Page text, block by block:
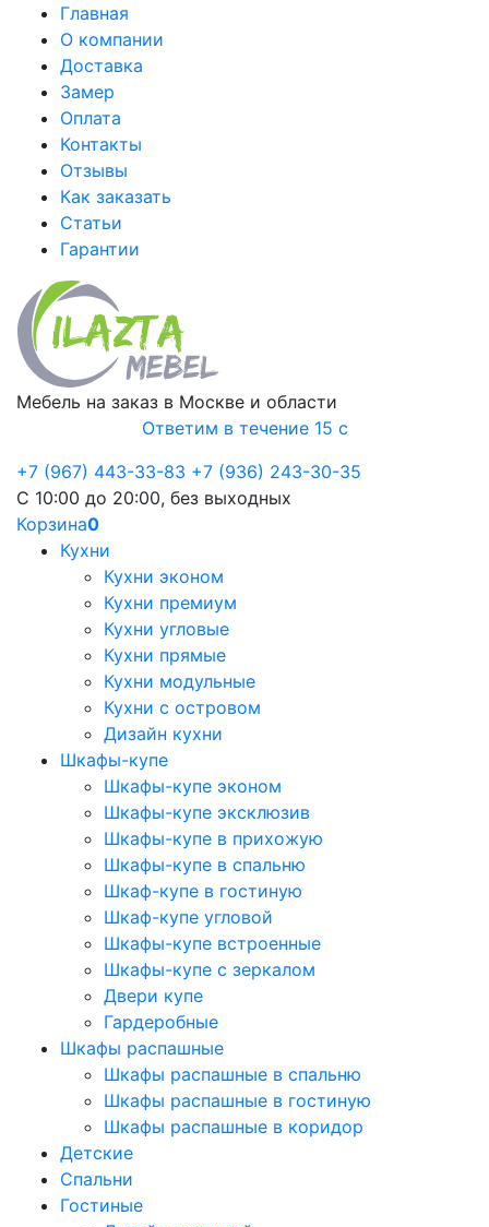
Главная
О компании
Доставка
Замер
Оплата
Контакты
Отзывы
Как заказать
Статьи
Гарантии
Мебель на заказ в Москве и области
Ответим в течение 15 с
+7 (967) 443-33-83 +7 (936) 243-30-35
С 10:00 до 20:00, без выходных
Корзина0
Кухни
Кухни эконом
Кухни премиум
Кухни угловые
Кухни прямые
Кухни модульные
Кухни с островом
Дизайн кухни
Шкафы-купе
Шкафы-купе эконом
Шкафы-купе эксклюзив
Шкафы-купе в прихожую
Шкафы-купе в спальню
Шкаф-купе в гостиную
Шкаф-купе угловой
Шкафы-купе встроенные
Шкафы-купе с зеркалом
Двери купе
Гардеробные
Шкафы распашные
Шкафы распашные в спальню
Шкафы распашные в гостиную
Шкафы распашные в коридор
Детские
Спальни
Гостиные